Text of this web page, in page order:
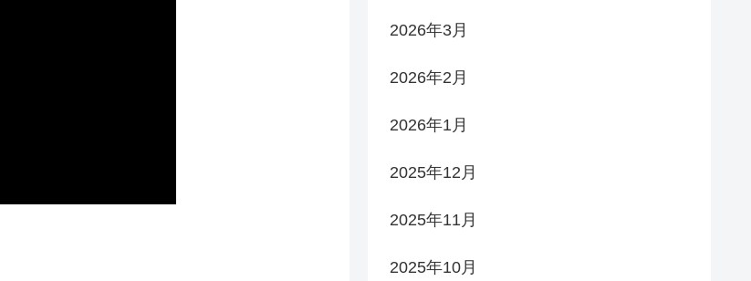
2026年3月
2026年2月
2026年1月
2025年12月
2025年11月
2025年10月